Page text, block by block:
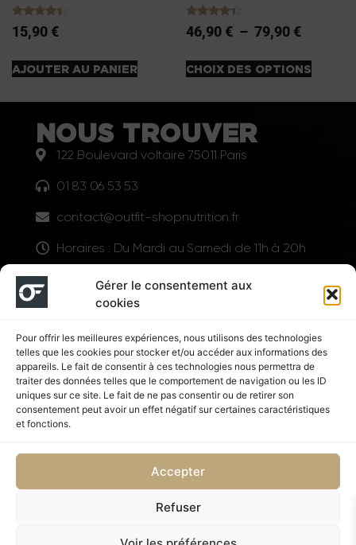
Gérer le consentement aux
cookies
Pour offrir les meilleures expériences, nous utilisons des technologies
telles que les cookies pour stocker et/ou accéder aux informations des
appareils. Le fait de consentir à ces technologies nous permettra de
traiter des données telles que le comportement de navigation ou les ID
uniques sur ce site. Le fait de ne pas consentir ou de retirer son
consentement peut avoir un effet négatif sur certaines caractéristiques
et fonctions.
Accepter
Refuser
Note
4.20
15,90 €
AJOUTER AU PANIER
Note
4.20
46,90 € – 79,90 €
CHOIX DES OPTIONS
NOUS TROUVER
122 Boulevard voltaire 75011 Paris
01 83 06 53 53
contact@outfit-shopnutrition.fr
Horaires : Du Mardi au Samedi de 11h à 20h
LIENS UTILES
Suivez nous